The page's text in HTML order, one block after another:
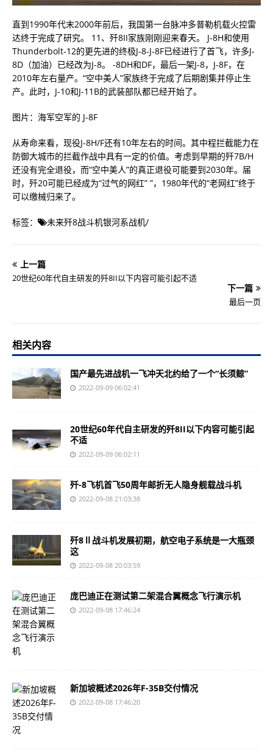
直到1990年代末2000年前后，我国第一台脉冲多普勒机载火控雷
达终于完成了研究。 11、歼8II家族刚刚迎来春天。 J-8H和使用
Thunderbolt-12的更先进的终极J-8-J-8F已经进行了首飞，许多J-
8D（加油）已经改为J-8。 -8DH和DF，最后一架J-8，J-8F，在
2010年左右量产。“空中美人”家族终于完成了后期剧集并停止生
产。此时，J-10和J-11B的武装部队都已经开始了。
图片：海军空军的 J-8F
从寿命来看，现役J-8H/F还有10年左右的时间。其中程拦截能力在
防御大城市的拦截作战中具有一定的价值。考虑到早期的歼7B/H
还没有完全退役，而“空中美人”的真正退役可能要到2030年。届
时，歼20可能已经成为“过气的网红” ”，1980年代的“老网红”终于
可以缴械归来了。
标签： 未来歼8战斗机银河系战机/
上一篇
20世纪60年代自主研发的歼8II以下内容可能引起不适
下一篇
最后一页
相关内容
国产最先进战机一飞冲天北约给了一个“长须鲸”
2022-09-09 06:02:41
20世纪60年代自主研发的歼8II以下内容可能引起
不适
2022-09-09 06:02:11
歼-8飞机首飞50周年邮折无人隐身舰载战斗机
2022-09-08 21:03:38
歼8Ⅱ战斗机发展初期，航空电子系统是一大瓶颈
这
2022-09-08 20:03:59
庞巴迪正在测试第二架混合翼概念飞行演示机
2022-09-08 17:46:24
新加坡概述2026年F-35B交付情况
2022-09-08 17:46:20